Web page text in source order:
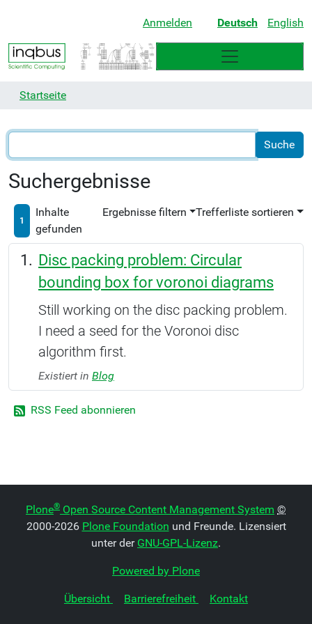
Anmelden Deutsch English
Startseite
Suchergebnisse
1
Inhalte
gefunden
Ergebnisse filtern Trefferliste sortieren
Disc packing problem: Circular
bounding box for voronoi diagrams
Still working on the disc packing problem.
I need a seed for the Voronoi disc
algorithm first.
Existiert in Blog
RSS Feed abonnieren
Plone® Open Source Content Management System ©
2000-2026 Plone Foundation und Freunde. Lizensiert
unter der GNU-GPL-Lizenz.
Powered by Plone
Übersicht Barrierefreiheit Kontakt